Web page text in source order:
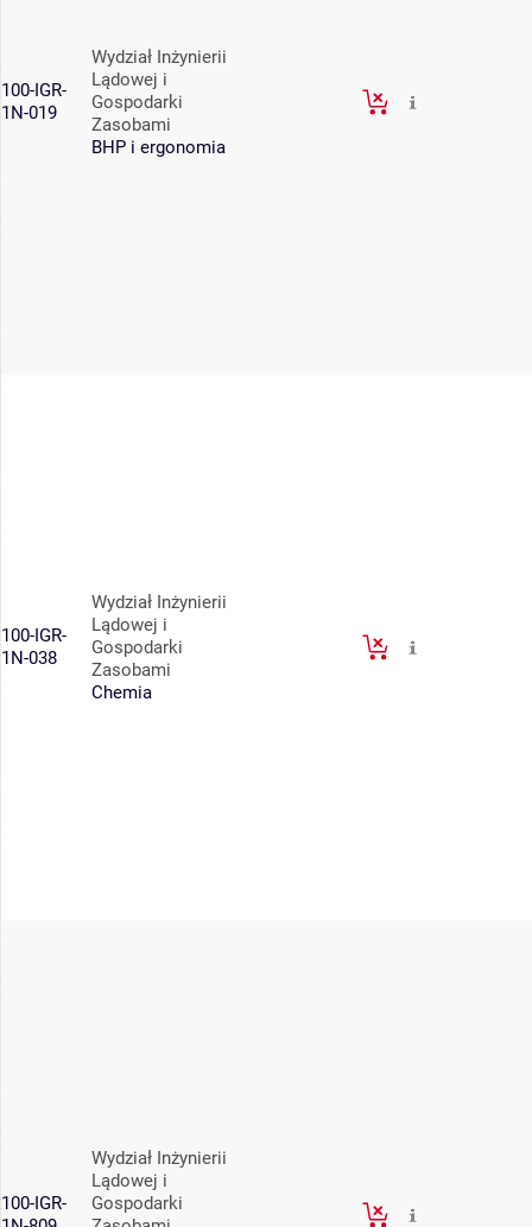
100-IGR-
1N-019
Wydział Inżynierii
Lądowej i
Gospodarki
Zasobami
BHP i ergonomia
100-IGR-
1N-038
Wydział Inżynierii
Lądowej i
Gospodarki
Zasobami
Chemia
100-IGR-
Wydział Inżynierii
Lądowej i
Gospodarki